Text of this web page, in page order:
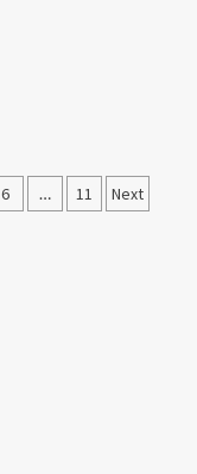
6 … 11 Next